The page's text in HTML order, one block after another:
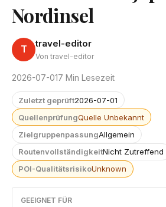
Nordinsel
T travel-editor
Von travel-editor
2026-07-017 Min Lesezeit
Zuletzt geprüft2026-07-01
QuellenprüfungQuelle Unbekannt
ZielgruppenpassungAllgemein
RoutenvollständigkeitNicht Zutreffend
POI-QualitätsrisikoUnknown
GEEIGNET FÜR